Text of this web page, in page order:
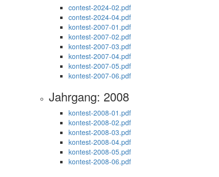
contest-2024-02.pdf
contest-2024-04.pdf
kontest-2007-01.pdf
kontest-2007-02.pdf
kontest-2007-03.pdf
kontest-2007-04.pdf
kontest-2007-05.pdf
kontest-2007-06.pdf
Jahrgang: 2008
kontest-2008-01.pdf
kontest-2008-02.pdf
kontest-2008-03.pdf
kontest-2008-04.pdf
kontest-2008-05.pdf
kontest-2008-06.pdf